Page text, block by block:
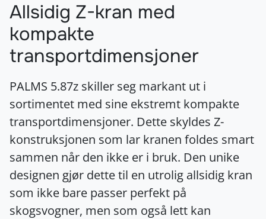
Allsidig Z-kran med
kompakte
transportdimensjoner
PALMS 5.87z skiller seg markant ut i
sortimentet med sine ekstremt kompakte
transportdimensjoner. Dette skyldes Z-
konstruksjonen som lar kranen foldes smart
sammen når den ikke er i bruk. Den unike
designen gjør dette til en utrolig allsidig kran
som ikke bare passer perfekt på
skogsvogner, men som også lett kan